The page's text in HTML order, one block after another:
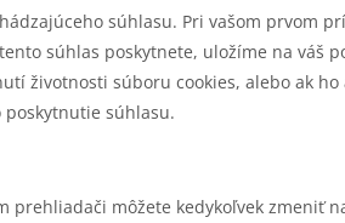
súhlasu. Pri vašom prvom
súhlas poskytnete, uložíme na váš
životnosti súboru cookies, alebo ak
poskytnutie súhlasu.
prehliadači môžete kedykoľvek zmeniť